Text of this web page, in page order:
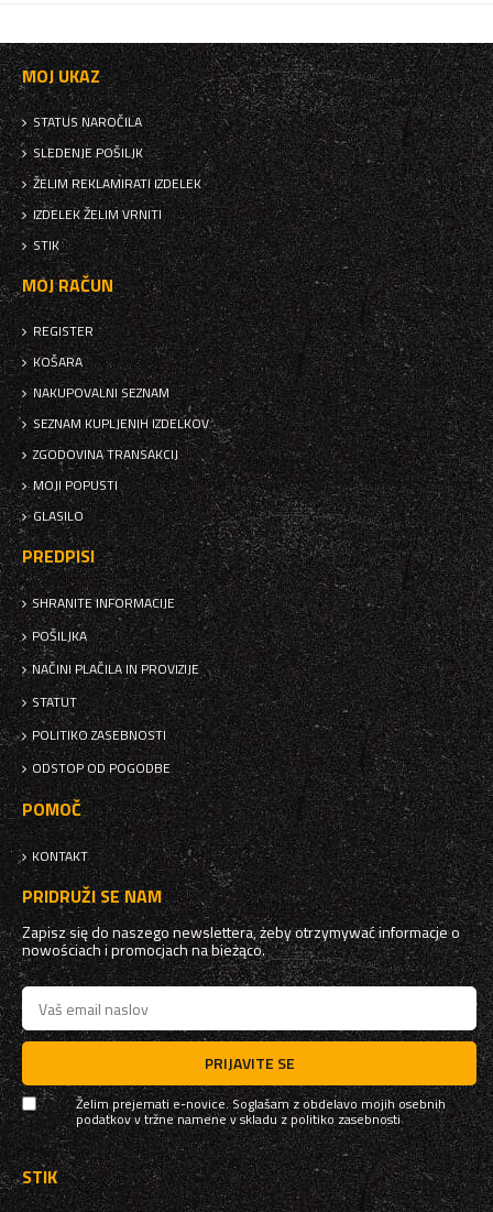
MOJ UKAZ
STATUS NAROČILA
SLEDENJE POŠILJK
ŽELIM REKLAMIRATI IZDELEK
IZDELEK ŽELIM VRNITI
STIK
MOJ RAČUN
REGISTER
KOŠARA
NAKUPOVALNI SEZNAM
SEZNAM KUPLJENIH IZDELKOV
ZGODOVINA TRANSAKCIJ
MOJI POPUSTI
GLASILO
PREDPISI
SHRANITE INFORMACIJE
POŠILJKA
NAČINI PLAČILA IN PROVIZIJE
STATUT
POLITIKO ZASEBNOSTI
ODSTOP OD POGODBE
POMOČ
KONTAKT
PRIDRUŽI SE NAM
Zapisz się do naszego newslettera, żeby otrzymywać informacje o
nowościach i promocjach na bieżąco.
PRIJAVITE SE
Želim prejemati e-novice. Soglašam z obdelavo mojih osebnih
podatkov v tržne namene v skladu zpolitiko zasebnosti
STIK